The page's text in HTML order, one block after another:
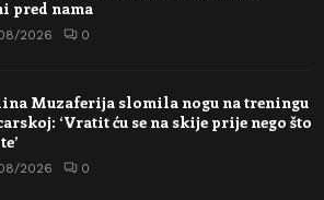
pred nama
2026 0
Muzaferija slomila nogu na treningu
‘Vratit ću se na skije prije nego što
2026 0